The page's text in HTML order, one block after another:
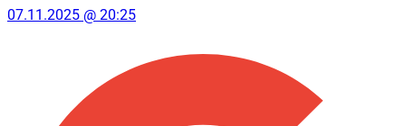
07.11.2025 @ 20:25